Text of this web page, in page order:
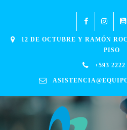
12 DE OCTUBRE Y RAMÓN
PISO
+593 2222